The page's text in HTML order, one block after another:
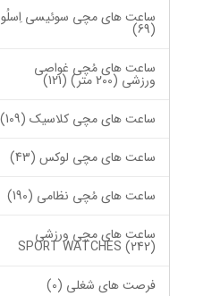
ساعت های مچی سوئیسی اِسلُو
(69)
ساعت های مُچی غواصی
ورزشی (200 متر) (121)
ساعت های مچی کلاسیک (109)
ساعت های مچی لوکس (43)
ساعت های مُچی نظامی (190)
ساعت های مچی ورزشی
SPORT WATCHES (242)
فرصت های شغلی (0)